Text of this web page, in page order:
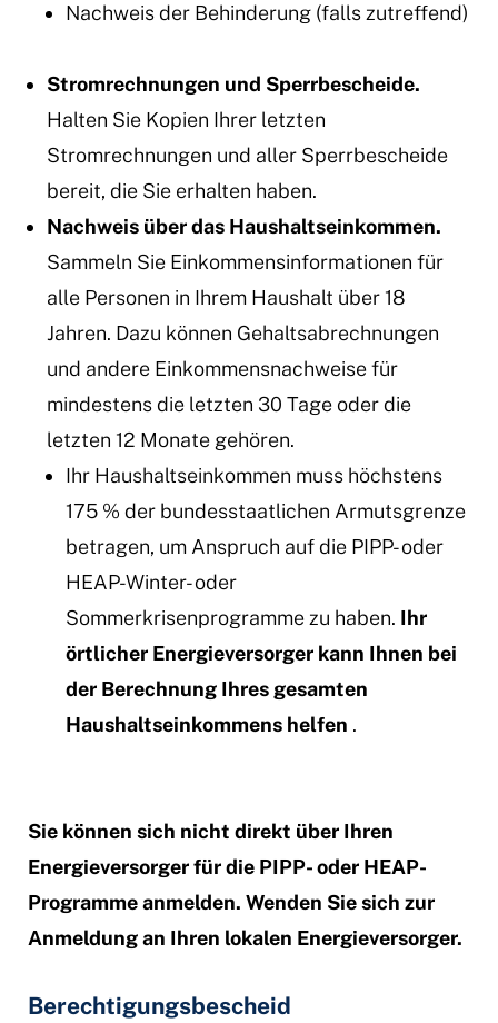
Nachweis der Behinderung (falls zutreffend)
Stromrechnungen und Sperrbescheide.
Halten Sie Kopien Ihrer letzten
Stromrechnungen und aller Sperrbescheide
bereit, die Sie erhalten haben.
Nachweis über das Haushaltseinkommen.
Sammeln Sie Einkommensinformationen für
alle Personen in Ihrem Haushalt über 18
Jahren. Dazu können Gehaltsabrechnungen
und andere Einkommensnachweise für
mindestens die letzten 30 Tage oder die
letzten 12 Monate gehören.
Ihr Haushaltseinkommen muss höchstens
175 % der bundesstaatlichen Armutsgrenze
betragen, um Anspruch auf die PIPP- oder
HEAP-Winter- oder
Sommerkrisenprogramme zu haben. Ihr
örtlicher Energieversorger kann Ihnen bei
der Berechnung Ihres gesamten
Haushaltseinkommens helfen .
Sie können sich nicht direkt über Ihren
Energieversorger für die PIPP- oder HEAP-
Programme anmelden. Wenden Sie sich zur
Anmeldung an Ihren lokalen Energieversorger.
Berechtigungsbescheid